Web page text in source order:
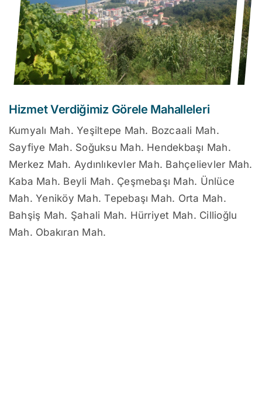
Hizmet Verdiğimiz Görele Mahalleleri
Kumyalı Mah. Yeşiltepe Mah. Bozcaali Mah.
Sayfiye Mah. Soğuksu Mah. Hendekbaşı Mah.
Merkez Mah. Aydınlıkevler Mah. Bahçelievler Mah.
Kaba Mah. Beyli Mah. Çeşmebaşı Mah. Ünlüce
Mah. Yeniköy Mah. Tepebaşı Mah. Orta Mah.
Bahşiş Mah. Şahali Mah. Hürriyet Mah. Cillioğlu
Mah. Obakıran Mah.